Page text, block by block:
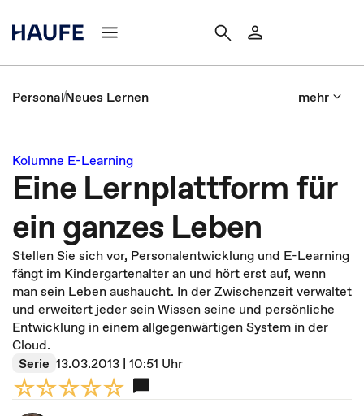
PersonalNeues Lernen mehr
Kolumne E-Learning
Eine Lernplattform für
ein ganzes Leben
Stellen Sie sich vor, Personalentwicklung und E-Learning
fängt im Kindergartenalter an und hört erst auf, wenn
man sein Leben aushaucht. In der Zwischenzeit verwaltet
und erweitert jeder sein Wissen seine und persönliche
Entwicklung in einem allgegenwärtigen System in der
Cloud.
Serie 13.03.2013 | 10:51 Uhr